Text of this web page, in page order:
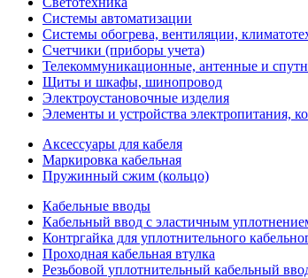
Системы автоматизации
Системы обогрева, вентиляции,
Счетчики (приборы учета)
Телекоммуникационные, антенные и
Щиты и шкафы, шинопровод
Электроустановочные изделия
Элементы и устройства электропитания,
Аксессуары для кабеля
Маркировка кабельная
Пружинный сжим (кольцо)
Кабельные вводы
Кабельный ввод с эластичным
Контргайка для уплотнительного
Проходная кабельная втулка
Резьбовой уплотнительный кабельный